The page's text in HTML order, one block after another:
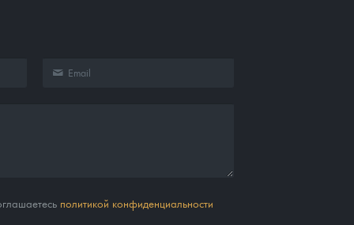
политикой конфиденциальности